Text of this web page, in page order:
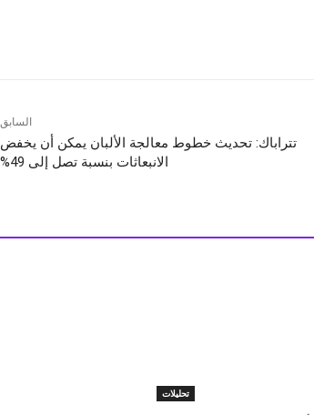
السابق
تتراباك: تحديث خطوط معالجة الألبان يمكن أن يخفض
الانبعاثات بنسبة تصل إلى 49%
تحليلات